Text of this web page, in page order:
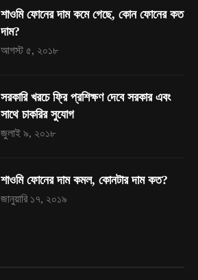
শাওমি ফোনের দাম কমে গেছে, কোন ফোনের কত
দাম?
আগস্ট ৫, ২০১৮
সরকারি খরচে ফ্রি প্রশিক্ষণ দেবে সরকার এবং
সাথে চাকরির সুযোগ
জুলাই ৯, ২০১৮
শাওমি ফোনের দাম কমল, কোনটার দাম কত?
জানুয়ারি ১৭, ২০১৯